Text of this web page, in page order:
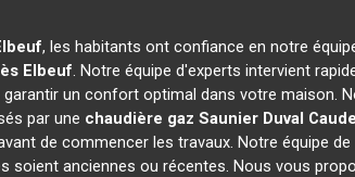
, les habitants ont confiance en notre
Elbeuf. Notre équipe d'experts intervient
garantir un confort optimal dans votre maison.
par une chaudière gaz Saunier Duval
de commencer les travaux. Notre équipe
soient anciennes ou récentes. Nous vous